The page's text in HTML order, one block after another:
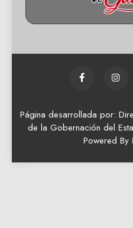
Página desarrollada por:
de la Gobernación del
Powered By